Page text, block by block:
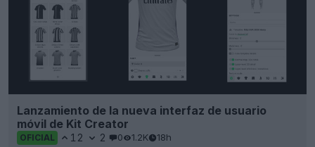
Lanzamiento de la nueva interfaz de usuario
móvil de Kit Creator
OFICIAL 12 2 0 1.2K 18h